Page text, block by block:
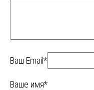
Ваш Email*
Ваше имя*